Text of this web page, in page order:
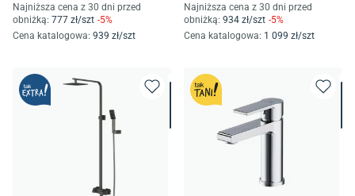
Najniższa cena z 30 dni przed
obniżką: 777 zł/szt -5%
Cena katalogowa: 939 zł/szt
Najniższa cena z 30 dni przed
obniżką: 934 zł/szt -5%
Cena katalogowa: 1 099 zł/szt